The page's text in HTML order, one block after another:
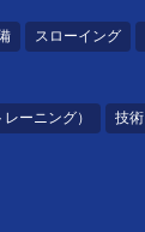
スローイング
ーニング） 技術